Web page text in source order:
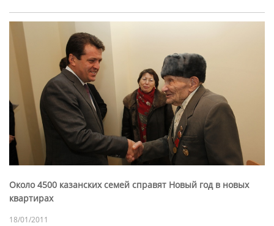
Около 4500 казанских семей справят Новый год в новых
квартирах
18/01/2011